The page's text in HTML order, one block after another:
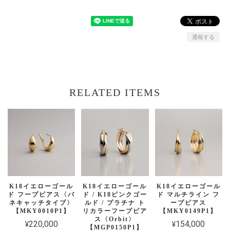
通報する
RELATED ITEMS
K18イエローゴール
ド フープピアス〈バ
ネキャッチタイプ〉
【MKY0010P1】
¥220,000
K18イエローゴール
ド / K18ピンクゴー
ルド / プラチナ ト
リカラーフープピア
ス〈Orbit〉
【MGP0150P1】
K18イエローゴール
ド マルチライン フ
ープピアス
【MKY0149P1】
¥154,000